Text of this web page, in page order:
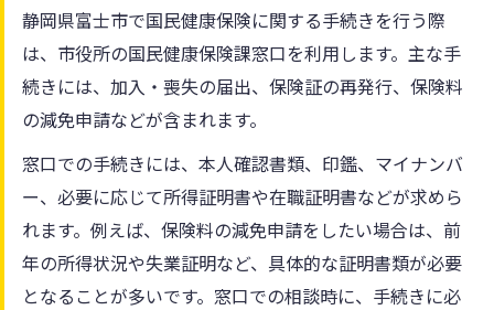
静岡県富士市で国民健康保険に関する手続きを行う際
は、市役所の国民健康保険課窓口を利用します。主な手
続きには、加入・喪失の届出、保険証の再発行、保険料
の減免申請などが含まれます。
窓口での手続きには、本人確認書類、印鑑、マイナンバ
ー、必要に応じて所得証明書や在職証明書などが求めら
れます。例えば、保険料の減免申請をしたい場合は、前
年の所得状況や失業証明など、具体的な証明書類が必要
となることが多いです。窓口での相談時に、手続きに必